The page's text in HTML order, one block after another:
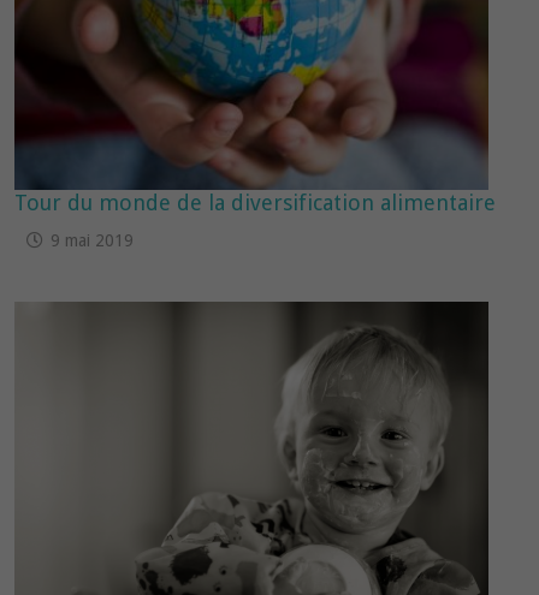
Tour du monde de la diversification alimentaire
9 mai 2019